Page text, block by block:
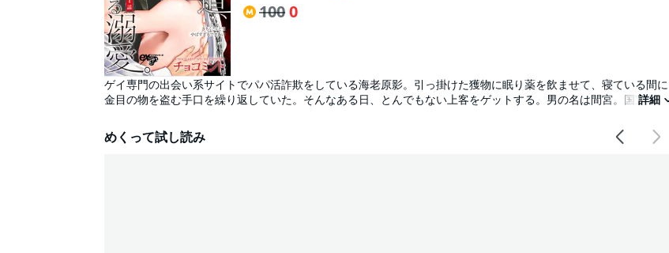
1000
ゲイ専門の出会い系サイトでパパ活詐欺をしている海老原影。引っ掛けた獲物に眠り薬を飲ませて、寝ている間に
金目の物を盗む手口を繰り返していた。そんなある日、とんでもない上客をゲットする。男の名は間宮。国宝級の
た――!?濃厚な筆致でえげつないエロを描く気鋭・チョコミントによる調教エロス。毎月第4土曜に続話が追加され
ます！【電子版限定、描き下ろしマンガ2Pを収録！】
詳細
めくって試し読み